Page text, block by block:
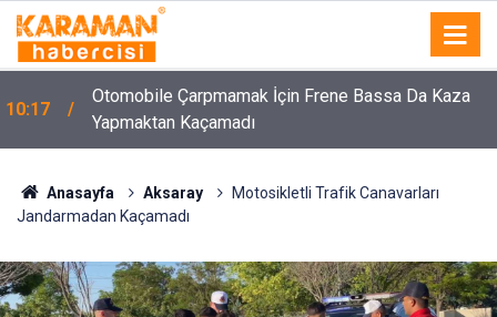
10:17
Otomobile Çarpmamak İçin Frene Bassa Da Kaza
Yapmaktan Kaçamadı
Anasayfa Aksaray
Motosikletli Trafik Canavarları
Jandarmadan Kaçamadı